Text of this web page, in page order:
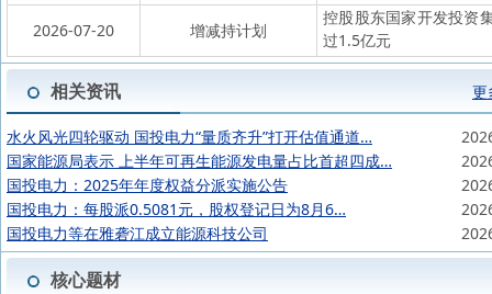
2026-07-20
增减持计划
控股股东国家开发投资
过1.5亿元
相关资讯 更
水火风光四轮驱动 国投电力“量质齐升”打开估值通道…
国家能源局表示 上半年可再生能源发电量占比首超四成…
国投电力：2025年年度权益分派实施公告
国投电力：每股派0.5081元，股权登记日为8月6…
国投电力等在雅砻江成立能源科技公司
核心题材